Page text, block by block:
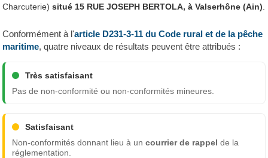
Charcuterie) situé 15 RUE JOSEPH BERTOLA, à Valserhône (Ain)
Conformément à l'article D231-3-11 du Code rural et de la pêche
maritime, quatre niveaux de résultats peuvent être attribués :
Très satisfaisant
Pas de non-conformité ou non-conformités mineures.
Satisfaisant
Non-conformités donnant lieu à uncourrier de rappel de la
réglementation.